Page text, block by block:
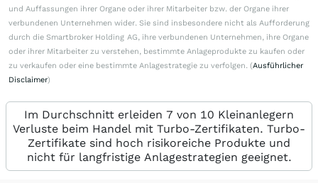
und Auffassungen ihrer Organe oder ihrer Mitarbeiter bzw. der Organe ihrer
verbundenen Unternehmen wider. Sie sind insbesondere nicht als Aufforderung
durch die Smartbroker Holding AG, ihre verbundenen Unternehmen, ihre Organe
oder ihrer Mitarbeiter zu verstehen, bestimmte Anlageprodukte zu kaufen oder
zu verkaufen oder eine bestimmte Anlagestrategie zu verfolgen. (Ausführlicher
Disclaimer)
Im Durchschnitt erleiden 7 von 10 Kleinanlegern
Verluste beim Handel mit Turbo-Zertifikaten. Turbo-
Zertifikate sind hoch risikoreiche Produkte und
nicht für langfristige Anlagestrategien geeignet.